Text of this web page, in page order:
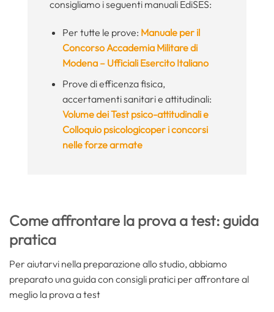
consigliamo i seguenti manuali EdiSES:
Per tutte le prove: Manuale per il
Concorso Accademia Militare di
Modena – Ufficiali Esercito Italiano
Prove di efficenza fisica,
accertamenti sanitari e attitudinali:
Volume deiTest psico-attitudinali e
Colloquio psicologicoper i concorsi
nelle forze armate
Come affrontare la prova a test: guida
pratica
Per aiutarvi nella preparazione allo studio, abbiamo
preparato una guida con consigli pratici per affrontare al
meglio la prova a test